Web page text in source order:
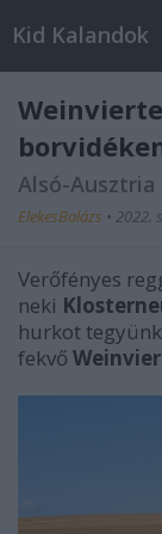
Kid Kalandok
Alsó-Ausztria
ElekesBalázs • 2022.
Verőfényes
neki
hurkot
fekvő